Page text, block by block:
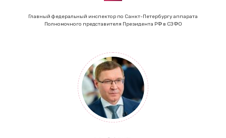
Главный федеральный инспектор по Санкт-Петербургу аппарата
Полномочного представителя Президента РФ в СЗФО